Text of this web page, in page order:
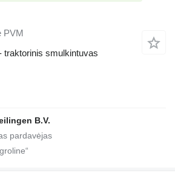
PVM
traktorinis smulkintuvas
B.V.